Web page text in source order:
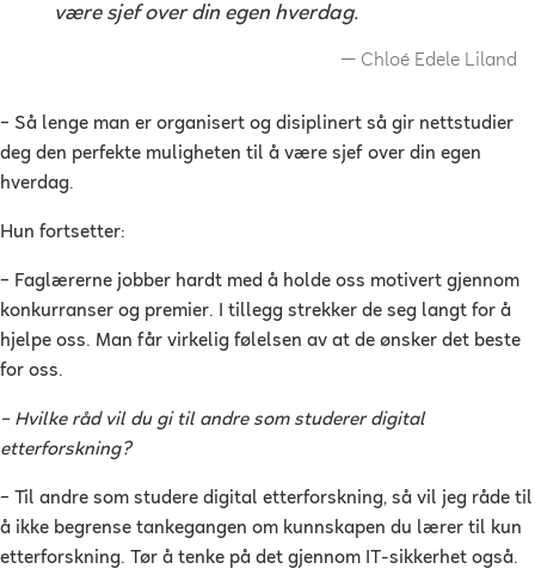
være sjef over din egen hverdag.
Chloé Edele Liland
– Så lenge man er organisert og disiplinert så gir nettstudier
deg den perfekte muligheten til å være sjef over din egen
hverdag.
Hun fortsetter:
– Faglærerne jobber hardt med å holde oss motivert gjennom
konkurranser og premier. I tillegg strekker de seg langt for å
hjelpe oss. Man får virkelig følelsen av at de ønsker det beste
for oss.
– Hvilke råd vil du gi til andre som studerer digital
etterforskning?
– Til andre som studere digital etterforskning, så vil jeg råde til
å ikke begrense tankegangen om kunnskapen du lærer til kun
etterforskning. Tør å tenke på det gjennom IT-sikkerhet også.